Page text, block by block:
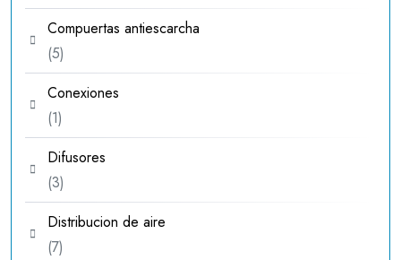
productos
Compuertas antiescarcha
55
productos
Conexiones
11
producto
Difusores
33
productos
Distribucion de aire
77